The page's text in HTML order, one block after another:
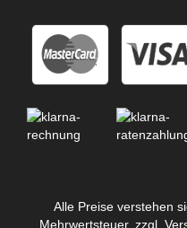
Alle Preise verstehen
Mehrwertsteuer, zzgl.